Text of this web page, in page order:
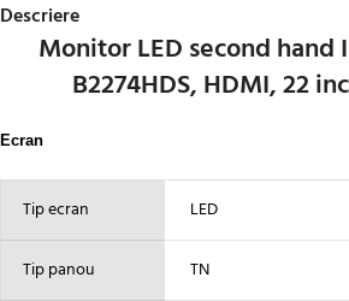
Descriere
Monitor LED second hand
B2274HDS, HDMI, 22
Ecran
Tip ecran LED
Tip panou TN